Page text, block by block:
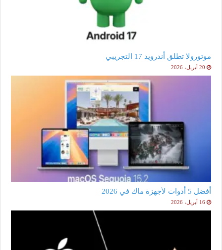
موتورولا تطلق أندرويد 17 التجريبي
20 أبريل، 2026
أفضل 5 أدوات لأجهزة ماك في 2026
16 أبريل، 2026